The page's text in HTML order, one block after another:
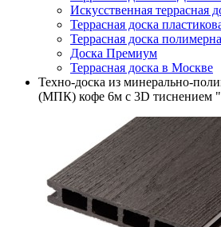
Искусственная террасная
Террасная доска
Террасная доска
Доска Премиум
Террасная доска в Москве
Техно-доска из минерально-
(МПК) кофе 6м с 3D тиснением